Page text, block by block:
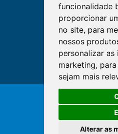
funcionalidade
proporcionar
no site, para
nossos
personalizar as
marketing,
sejam mais
Alterar as
© Copyright 2026 -